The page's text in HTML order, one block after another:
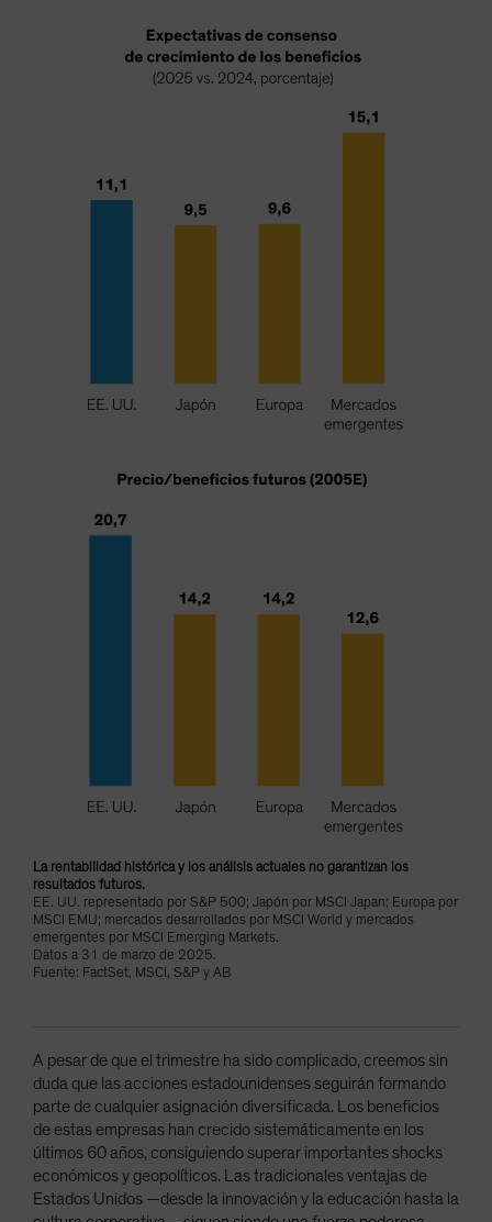
La rentabilidad histórica y los análisis actuales no garantizan los
resultados futuros.
EE. UU. representado por S&P 500; Japón por MSCI Japan; Europa por
MSCI EMU; mercados desarrollados por MSCI World y mercados
emergentes por MSCI Emerging Markets.
Datos a 31 de marzo de 2025.
Fuente: FactSet, MSCI, S&P y AB
A pesar de que el trimestre ha sido complicado, creemos sin
duda que las acciones estadounidenses seguirán formando
parte de cualquier asignación diversificada. Los beneficios
de estas empresas han crecido sistemáticamente en los
últimos 60 años, consiguiendo superar importantes shocks
económicos y geopolíticos. Las tradicionales ventajas de
Estados Unidos —desde la innovación y la educación hasta la